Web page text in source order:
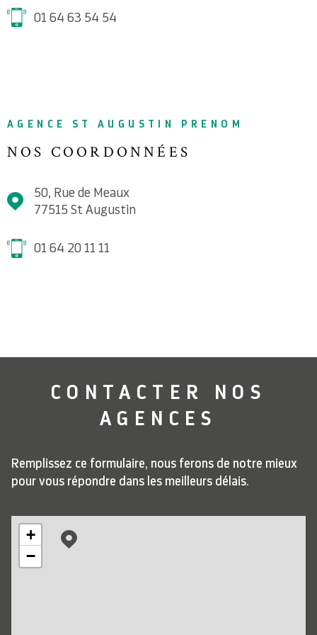
01 64 63 54 54
AGENCE ST AUGUSTIN PRENOM
NOS COORDONNÉES
50, Rue de Meaux
77515
St Augustin
01 64 20 11 11
CONTACTER
NOS
AGENCES
Remplissez ce formulaire, nous ferons de notre mieux
pour vous répondre dans les meilleurs délais.
+
−